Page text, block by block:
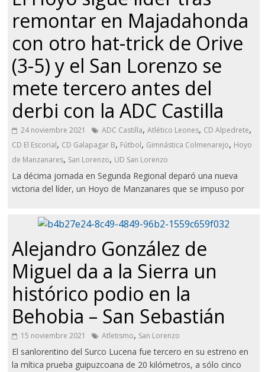
remontar en Majadahonda
con otro hat-trick de Orive
(3-5) y el San Lorenzo se
mete tercero antes del
derbi con la ADC Castilla
24 noviembre 2021 ADC Castilla,Atlético Leones, CD Alpedrete,
CD El Escorial, CD Galapagar B, Fútbol, Gimnástica Colmenarejo, Hoyo
de Manzanares, San Lorenzo, UD San Lorenzo
La décima jornada en Segunda Regional deparó una nueva
victoria del líder, un Hoyo de Manzanares que se impuso por
Alejandro González de
Miguel da a la Sierra un
histórico podio en la
Behobia – San Sebastián
15 noviembre 2021 Atletismo, San Lorenzo
El sanlorentino del Surco Lucena fue tercero en su estreno en
la mítica prueba guipuzcoana de 20 kilómetros, a sólo cinco